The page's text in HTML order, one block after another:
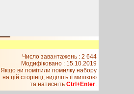
Число завантажень : 2 644
Модифіковано : 15.10.2019
Якщо ви помітили помилку набору
на цiй сторiнцi, видiлiть її мишкою
та натисніть Ctrl+Enter.